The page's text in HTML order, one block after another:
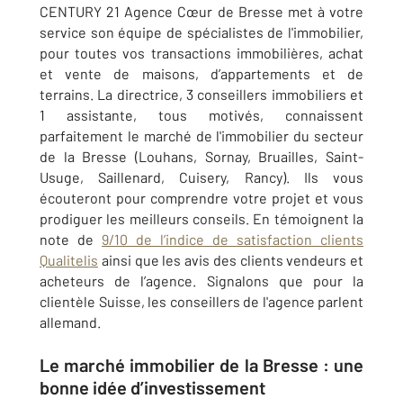
CENTURY 21 Agence Cœur de Bresse met à votre
service son équipe de spécialistes de l'immobilier,
pour toutes vos transactions immobilières, achat
et vente de maisons, d’appartements et de
terrains. La directrice, 3 conseillers immobiliers et
1 assistante, tous motivés, connaissent
parfaitement le marché de l'immobilier du secteur
de la Bresse (Louhans, Sornay, Bruailles, Saint-
Usuge, Saillenard, Cuisery, Rancy). Ils vous
écouteront pour comprendre votre projet et vous
prodiguer les meilleurs conseils. En témoignent la
note de 9/10 de l’indice de satisfaction clients
Qualitelis ainsi que les avis des clients vendeurs et
acheteurs de l’agence. Signalons que pour la
clientèle Suisse, les conseillers de l'agence parlent
allemand.
Le marché immobilier de la Bresse : une
bonne idée d’investissement